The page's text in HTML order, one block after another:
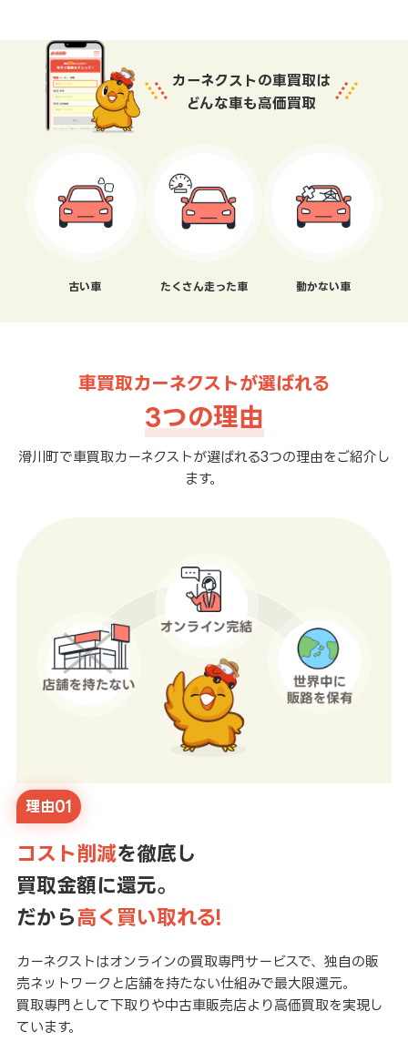
カーネクストの車買取は
どんな車も高価買取
古い車 たくさん走った車 動かない車
車買取カーネクストが選ばれる
3つの理由
滑川町で車買取カーネクストが選ばれる3つの理由をご紹介し
ます。
理由01
コスト削減を徹底し
買取金額に還元。
だから高く買い取れる!
カーネクストはオンラインの買取専門サービスで、独自の販
売ネットワークと店舗を持たない仕組みで最大限還元。
買取専門として下取りや中古車販売店より高価買取を実現し
ています。